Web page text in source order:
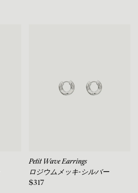
Petit Wave Earrings
ロジウムメッキ-シルバー
$317